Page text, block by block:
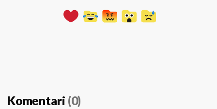
Komentari (0)